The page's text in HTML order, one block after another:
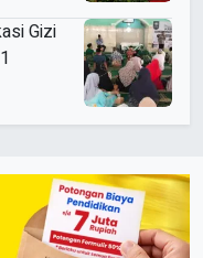
Gizi